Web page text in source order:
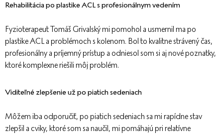
Rehabilitácia po plastike ACL s profesionálnym vedením
Fyzioterapeut Tomáš Grivalský mi pomohol a usmernil ma po
plastike ACL a problémoch s kolenom. Bol to kvalitne strávený čas,
profesionálny a príjemný prístup a odniesol som si aj nové poznatky,
ktoré komplexne riešili môj problém.
Viditeľné zlepšenie už po piatich sedeniach
Môžem iba odporučiť, po piatich sedeniach sa mi rapídne stav
zlepšil a cviky, ktoré som sa naučil, mi pomáhajú pri relatívne